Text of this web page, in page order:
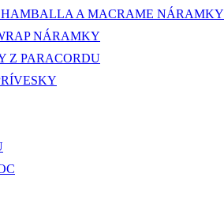
A MACRAME NÁRAMKY
NÁRAMKY
Z PARACORDU